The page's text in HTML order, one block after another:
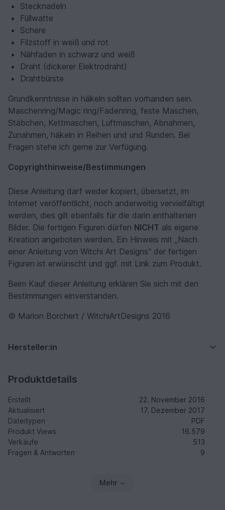
Stecknadeln
Füllwatte
Schere
Filzstoff in weiß und rot
Nähfaden in schwarz und weiß
Draht (dickerer Elektrodraht)
Drahtbürste
Grundkenntnisse in häkeln sollten vorhanden sein.
Maschenring/Magic ring/Fadenring, feste Maschen,
Stäbchen, Kettmaschen, Luftmaschen, Abnahmen,
Zunahmen, häkeln in Reihen und und Runden. Bei
Fragen stehe ich gerne zur Verfügung.
Copyrighthinweise/Bestimmungen
Diese Anleitung darf weder kopiert, übersetzt, im
Internet veröffentlicht, noch anderweitig vervielfältigt
werden, dies gilt ebenfalls für die darin enthaltenen
Bilder. Die fertigen Figuren dürfen NICHT als eigene
Kreation angeboten werden. Ein Hinweis mit „ Nach
einer Anleitung von Witchi Art Designs“ der fertigen
Figuren ist erwünscht und ggf. mit Link zum Produkt.
Beim Kauf dieser Anleitung erklären Sie sich mit den
Bestimmungen einverstanden.
© Marion Borchert / WitchiArtDesigns 2016
Hersteller:in
Produktdetails
Erstellt
22. November 2016
Aktualisiert
17. Dezember 2017
Dateitypen
PDF
Produkt Views
16.579
Verkäufe
513
Fragen & Antworten
9
Mehr